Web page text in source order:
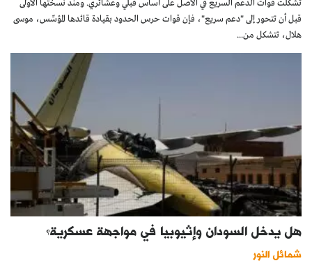
تشكلت قوات الدعم السريع في الأصل على أساس قبلي وعشائري. ومنذ نسختها الأولى
قبل أن تتحور إلى "دعم سريع"، فإن قوات حرس الحدود بقيادة قائدها المؤسِّس، موسى
هلال، تتشكل من...
هل يدخل السودان وإثيوبيا في مواجهة عسكرية؟
شمائل النور